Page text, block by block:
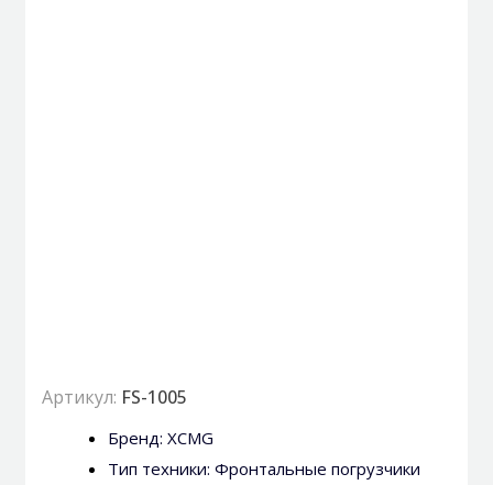
Артикул: FS-1005
Бренд: XCMG
Тип техники: Фронтальные погрузчики